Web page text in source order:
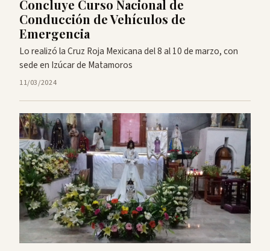
Concluye Curso Nacional de
Conducción de Vehículos de
Emergencia
Lo realizó la Cruz Roja Mexicana del 8 al 10 de marzo, con
sede en Izúcar de Matamoros
11/03/2024